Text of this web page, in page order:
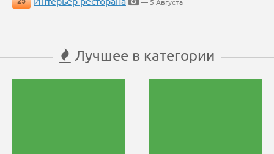
— 5 Августа
Лучшее в категории